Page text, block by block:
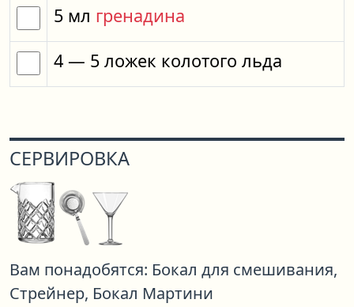
5 мл гренадина
4 — 5 ложек колотого льда
СЕРВИРОВКА
Вам понадобятся: Бокал для смешивания,
Стрейнер, Бокал Мартини